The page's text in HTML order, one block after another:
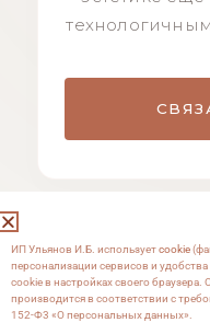
ИП Ульянов И.Б. используетcookie
персонализации сервисов и
cookie в настройках своего браузера.
производится в соответствии с
152-Ф3 «О персональных данных».